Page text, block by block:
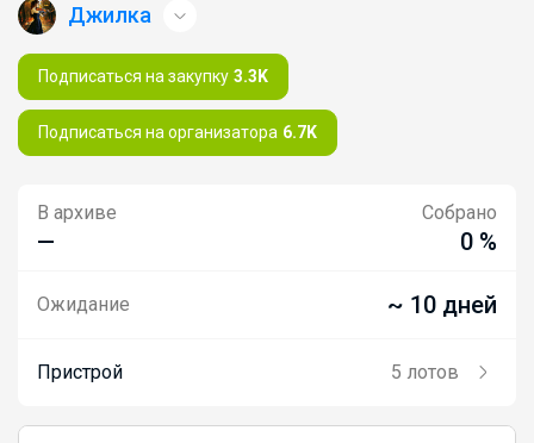
Джилка
Подписаться на закупку 3.3K
Подписаться на организатора 6.7K
В архиве
—
Собрано
0 %
Ожидание ~ 10 дней
Пристрой 5 лотов